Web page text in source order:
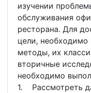
изучении
обслуживания
ресторана. Для
цели, необходимо
методы, их
вторичные
необходимо
1. Рассмотреть